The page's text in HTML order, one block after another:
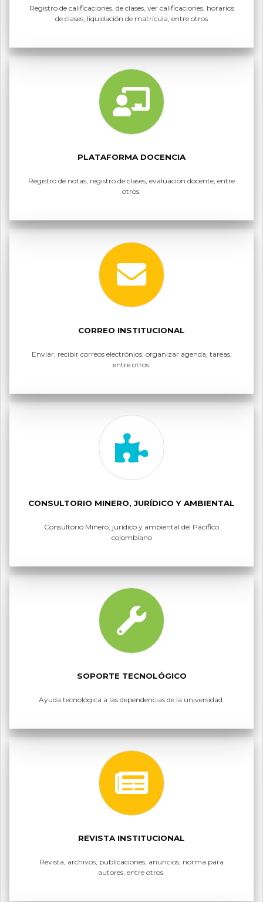
Registro de calificaciones, de clases, ver calificaciones, horarios
de clases, liquidación de matrícula, entre otros
PLATAFORMA DOCENCIA
Registro de notas, registro de clases, evaluación docente, entre
otros.
CORREO INSTITUCIONAL
Enviar, recibir correos electrónios, organizar agenda, tareas,
entre otros.
CONSULTORIO MINERO, JURÍDICO Y AMBIENTAL
Consultorio Minero, jurídico y ambiental del Pacífico
colombiano
SOPORTE TECNOLÓGICO
Ayuda tecnológica a las dependencias de la universidad.
REVISTA INSTITUCIONAL
Revista, archivos, publicaciones, anuncios, norma para
autores, entre otros.